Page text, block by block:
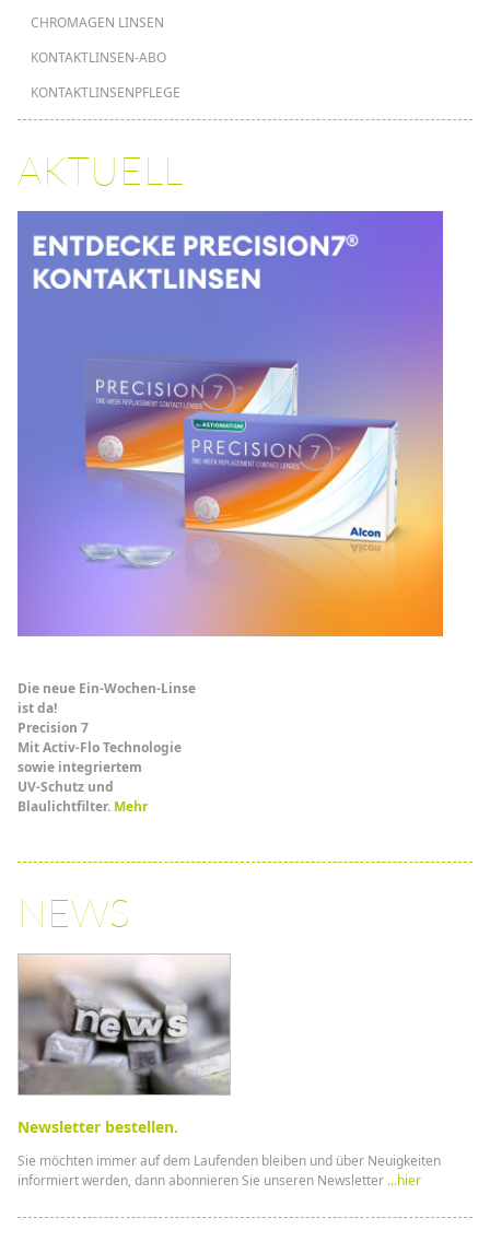
CHROMAGEN LINSEN
KONTAKTLINSEN-ABO
KONTAKTLINSENPFLEGE
AKTUELL
Die neue Ein-Wochen-Linse
ist da!
Precision 7
Mit Activ-Flo Technologie
sowie integriertem
UV-Schutz und
Blaulichtfilter. Mehr
NEWS
Newsletter bestellen.
Sie möchten immer auf dem Laufenden bleiben und über Neuigkeiten
informiert werden, dann abonnieren Sie unseren Newsletter ...hier